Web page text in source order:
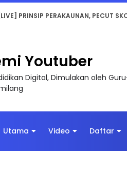
DIGITAL GURU SIRI 7 :
Youtuber
Digital, Dimulakan oleh
Utama Video Daftar